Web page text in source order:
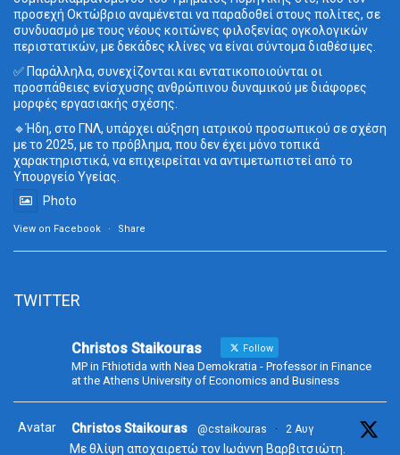
προσεχή Οκτώβριο αναμένεται να παραδοθεί στους πολίτες, σε
συνδυασμό με τους νέους κοιτώνες φιλοξενίας ογκολογικών
περιστατικών, με δεκάδες κλίνες να είναι σύντομα διαθέσιμες.
✅ Παράλληλα, συνεχίζονται και εντατικοποιούνται οι
προσπάθειες ενίσχυσης ανθρώπινου δυναμικού με διάφορες
μορφές εργασιακής σχέσης.
🔹Ήδη, στο ΓΝΛ, υπάρχει αύξηση ιατρικού προσωπικού σε σχέση
με το 2025, με το πρόβλημα, που δεν έχει μόνο τοπικά
χαρακτηριστικά, να επιχειρείται να αντιμετωπιστεί από το
Υπουργείο Υγείας.
Photo
View on Facebook · Share
TWITTER
Christos Staikouras Follow
MP in Fthiotida with Nea Demokratia - Professor in Finance
at the Athens University of Economics and Business
Avatar Christos Staikouras @cstaikouras · 2 Αυγ
Με θλίψη αποχαιρετώ τον Ιωάννη Βαρβιτσιώτη.